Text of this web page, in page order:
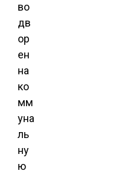
во
дв
ор
ен
на
ко
мм
уна
ль
ну
ю